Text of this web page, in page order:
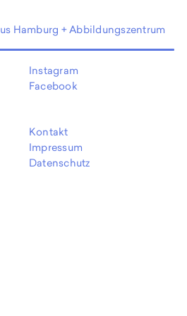
Hamburg + Abbildungszentrum
Instagram
Facebook
Kontakt
Impressum
Datenschutz